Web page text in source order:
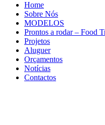
Home
Sobre Nós
MODELOS
Prontos a rodar – Food
Projetos
Aluguer
Orçamentos
Notícias
Contactos